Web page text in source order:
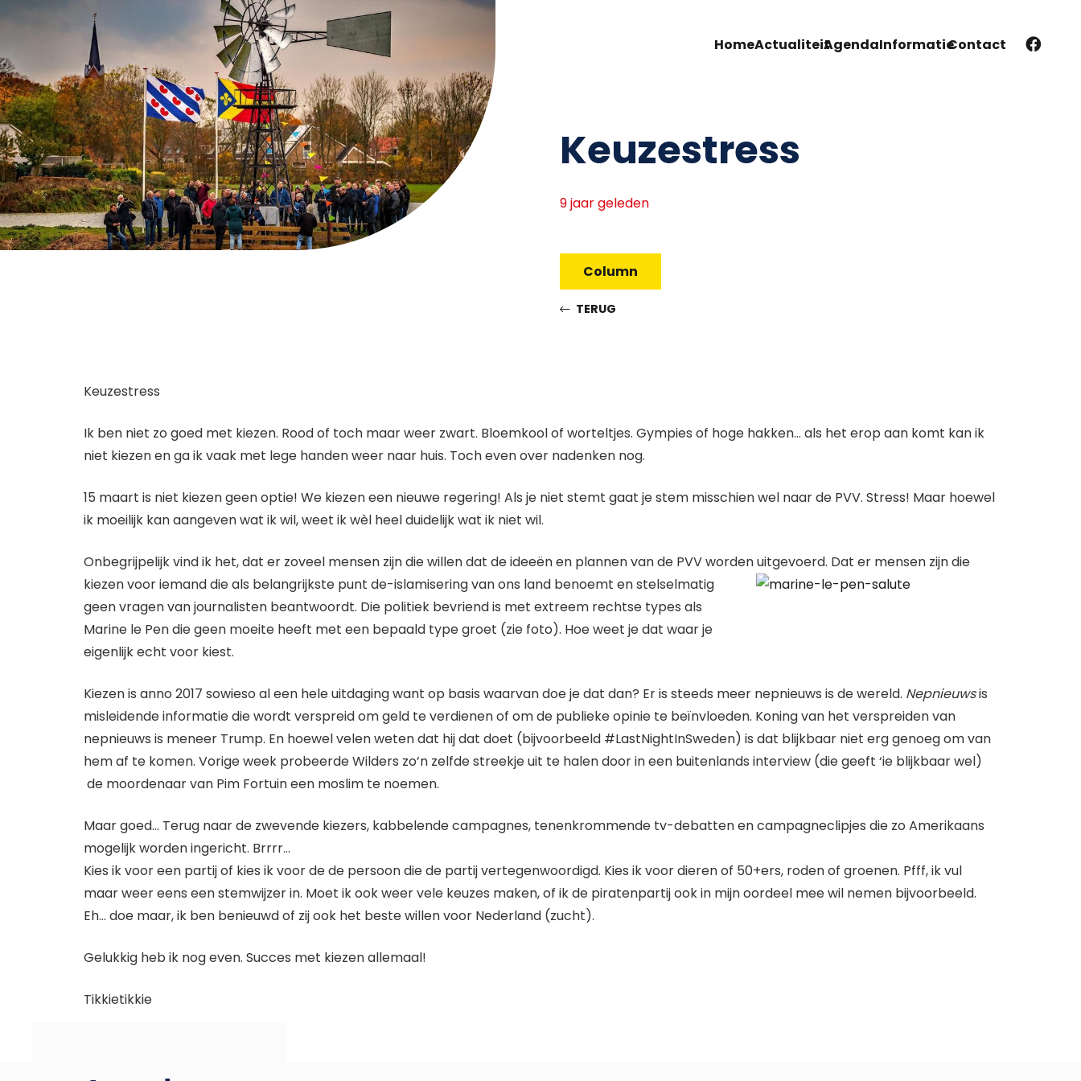
HomeActualiteitAgendaInformatieContact
Keuzestress
9 jaar geleden
Column
TERUG
Keuzestress
Ik ben niet zo goed met kiezen. Rood of toch maar weer zwart. Bloemkool of worteltjes. Gympies of hoge hakken… als het erop aan komt kan ik
niet kiezen en ga ik vaak met lege handen weer naar huis. Toch even over nadenken nog.
15 maart is niet kiezen geen optie! We kiezen een nieuwe regering! Als je niet stemt gaat je stem misschien wel naar de PVV. Stress! Maar hoewel
ik moeilijk kan aangeven wat ik wil, weet ik wèl heel duidelijk wat ik niet wil.
Onbegrijpelijk vind ik het, dat er zoveel mensen zijn die willen dat de ideeën en plannen van de PVV worden uitgevoerd. Dat er mensen zijn die
kiezen voor iemand die als belangrijkste punt de-islamisering van ons land benoemt en stelselmatig
geen vragen van journalisten beantwoordt. Die politiek bevriend is met extreem rechtse types als
Marine le Pen die geen moeite heeft met een bepaald type groet (zie foto). Hoe weet je dat waar je
eigenlijk echt voor kiest.
Kiezen is anno 2017 sowieso al een hele uitdaging want op basis waarvan doe je dat dan? Er is steeds meer nepnieuws is de wereld. Nepnieuwsis
misleidende informatie die wordt verspreid om geld te verdienen of om de publieke opinie te beïnvloeden. Koning van het verspreiden van
nepnieuws is meneer Trump. En hoewel velen weten dat hij dat doet (bijvoorbeeld #LastNightInSweden) is dat blijkbaar niet erg genoeg om van
hem af te komen. Vorige week probeerde Wilders zo’n zelfde streekje uit te halen door in een buitenlands interview (die geeft ‘ie blijkbaar wel)
de moordenaar van Pim Fortuin een moslim te noemen.
Maar goed… Terug naar de zwevende kiezers, kabbelende campagnes, tenenkrommende tv-debatten en campagneclipjes die zo Amerikaans
mogelijk worden ingericht. Brrrr…
Kies ik voor een partij of kies ik voor de de persoon die de partij vertegenwoordigd. Kies ik voor dieren of 50+ers, roden of groenen. Pfff, ik vul
maar weer eens een stemwijzer in. Moet ik ook weer vele keuzes maken, of ik de piratenpartij ook in mijn oordeel mee wil nemen bijvoorbeeld.
Eh… doe maar, ik ben benieuwd of zij ook het beste willen voor Nederland (zucht).
Gelukkig heb ik nog even. Succes met kiezen allemaal!
Tikkietikkie